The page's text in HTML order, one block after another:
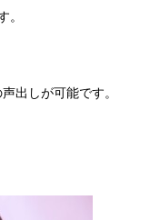
出しが可能です。